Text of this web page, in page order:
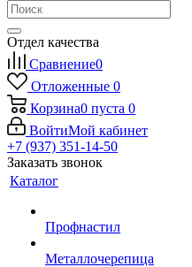
Отдел качества
Сравнение0
Отложенные 0
Корзина0 пуста 0
ВойтиМой кабинет
+7 (937) 351-14-50
Заказать звонок
Каталог
Профнастил
Металлочерепица